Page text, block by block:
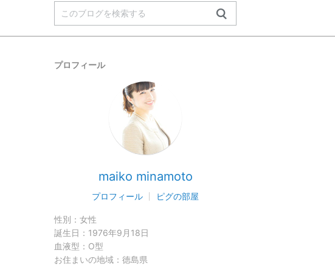
プロフィール
maiko minamoto
プロフィール ピグの部屋
性別： 女性
誕生日： 1976年9月18日
血液型： O型
お住まいの地域： 徳島県